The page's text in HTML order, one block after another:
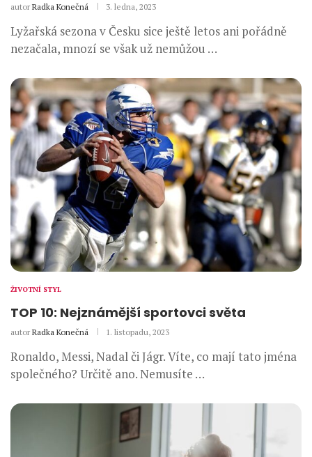
autor Radka Konečná 3. ledna, 2023
Lyžařská sezona v Česku sice ještě letos ani pořádně
nezačala, mnozí se však už nemůžou …
ŽIVOTNÍ STYL
TOP 10: Nejznámější sportovci světa
autor Radka Konečná 1. listopadu, 2023
Ronaldo, Messi, Nadal či Jágr. Víte, co mají tato jména
společného? Určitě ano. Nemusíte …